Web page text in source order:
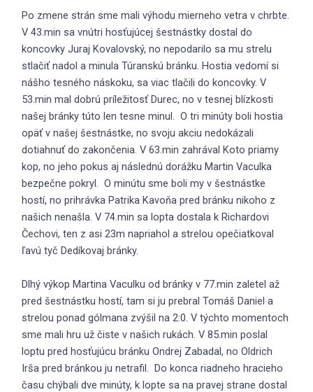
Po zmene strán sme mali výhodu mierneho vetra v chrbte.
V 43.min sa vnútri hosťujúcej šestnástky dostal do
koncovky Juraj Kovalovský, no nepodarilo sa mu strelu
stlačiť nadol a minula Túranskú bránku. Hostia vedomí si
nášho tesného náskoku, sa viac tlačili do koncovky. V
53.min mal dobrú príležitosť Durec, no v tesnej blízkosti
našej bránky túto len tesne minul. O tri minúty boli hostia
opäť v našej šestnástke, no svoju akciu nedokázali
dotiahnuť do zakončenia. V 63.min zahrával Koto priamy
kop, no jeho pokus aj následnú dorážku Martin Vaculka
bezpečne pokryl. O minútu sme boli my v šestnástke
hostí, no prihrávka Patrika Kavoňa pred bránku nikoho z
našich nenašla. V 74.min sa lopta dostala k Richardovi
Čechovi, ten z asi 23m napriahol a strelou opečiatkoval
ľavú tyč Dedíkovaj bránky.
Dlhý výkop Martina Vaculku od bránky v 77.min zaletel až
pred šestnástku hostí, tam si ju prebral Tomáš Daniel a
strelou ponad gólmana zvýšil na 2:0. V týchto momentoch
sme mali hru už čiste v našich rukách. V 85.min poslal
loptu pred hosťujúcu bránku Ondrej Zabadal, no Oldrich
Irša pred bránkou ju netrafil. Do konca riadneho hracieho
času chýbali dve minúty, k lopte sa na pravej strane dostal